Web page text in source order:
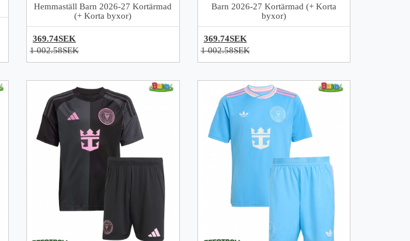
Hemmaställ Barn 2026-27 Kortärmad
(+ Korta byxor)
369.74SEK
1 002.58SEK
Barn 2026-27 Kortärmad (+ Korta
byxor)
369.74SEK
1 002.58SEK